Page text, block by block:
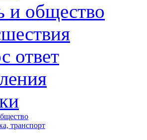
и общество
ответ
транспорт